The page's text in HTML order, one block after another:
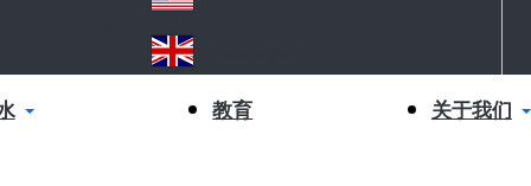
d
an
d
an
US
A
Un
ite 教育 关于我们